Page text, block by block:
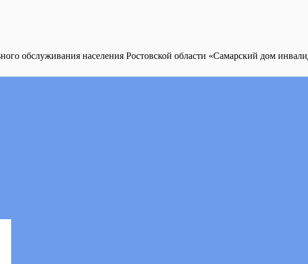
обслуживания населения Ростовской области «Самарский дом